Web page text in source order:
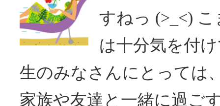
すねっ (>_<)
は十分気を付
生のみなさんにとっては
家族や友達と一緒に過ご